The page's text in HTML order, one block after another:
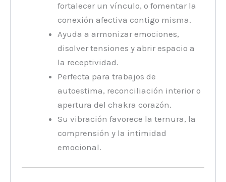
fortalecer un vínculo, o fomentar la
conexión afectiva contigo misma.
Ayuda a armonizar emociones,
disolver tensiones y abrir espacio a
la receptividad.
Perfecta para trabajos de
autoestima, reconciliación interior o
apertura del chakra corazón.
Su vibración favorece la ternura, la
comprensión y la intimidad
emocional.